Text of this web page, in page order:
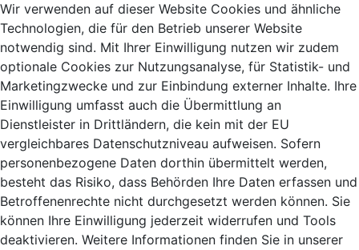
Wir verwenden auf dieser Website Cookies und ähnliche
Technologien, die für den Betrieb unserer Website
notwendig sind. Mit Ihrer Einwilligung nutzen wir zudem
optionale Cookies zur Nutzungsanalyse, für Statistik- und
Marketingzwecke und zur Einbindung externer Inhalte. Ihre
Einwilligung umfasst auch die Übermittlung an
Dienstleister in Drittländern, die kein mit der EU
vergleichbares Datenschutzniveau aufweisen. Sofern
personenbezogene Daten dorthin übermittelt werden,
besteht das Risiko, dass Behörden Ihre Daten erfassen und
Betroffenenrechte nicht durchgesetzt werden können. Sie
können Ihre Einwilligung jederzeit widerrufen und Tools
deaktivieren. Weitere Informationen finden Sie in unserer